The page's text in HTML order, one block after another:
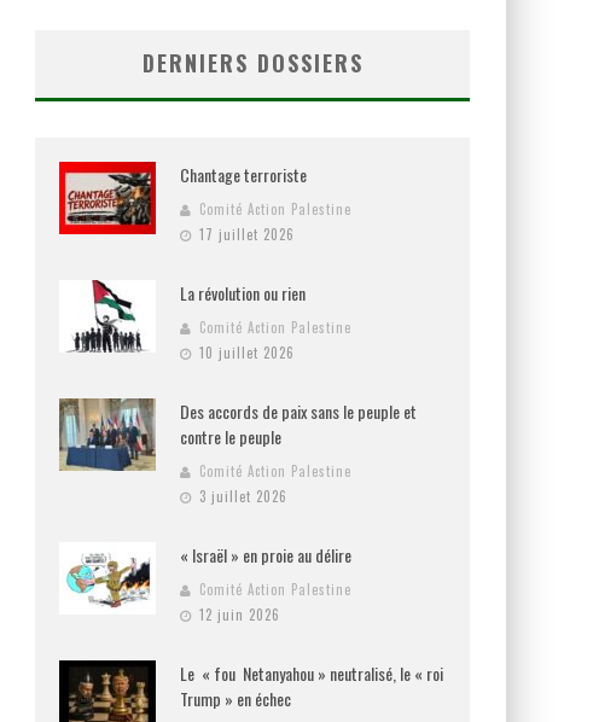
DERNIERS DOSSIERS
Chantage terroriste
Comité Action Palestine
17 juillet 2026
La révolution ou rien
Comité Action Palestine
10 juillet 2026
Des accords de paix sans le peuple et
contre le peuple
Comité Action Palestine
3 juillet 2026
« Israël » en proie au délire
Comité Action Palestine
12 juin 2026
Le « fou Netanyahou » neutralisé, le « roi
Trump » en échec